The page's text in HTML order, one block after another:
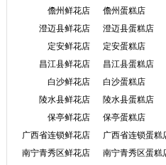
儋州鲜花店
儋州蛋糕店
澄迈县鲜花店
澄迈县蛋糕店
定安鲜花店
定安蛋糕店
昌江县鲜花店
昌江县蛋糕店
白沙鲜花店
白沙蛋糕店
陵水县鲜花店
陵水县蛋糕店
保亭鲜花店
保亭蛋糕店
广西省连锁鲜花店
广西省连锁蛋糕
南宁青秀区鲜花店
南宁青秀区蛋糕